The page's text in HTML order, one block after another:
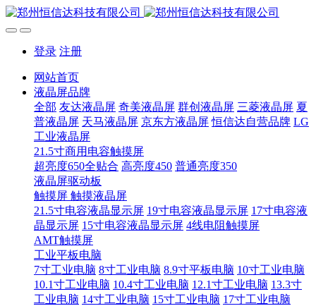
登录 注册
网站首页
液晶屏品牌
全部 友达液晶屏 奇美液晶屏 群创液晶屏 三菱液晶屏 夏
普液晶屏 天马液晶屏 京东方液晶屏 恒信达自营品牌 LG
工业液晶屏
21.5寸商用电容触摸屏
超亮度650全贴合 高亮度450 普通亮度350
液晶屏驱动板
触摸屏 触摸液晶屏
21.5寸电容液晶显示屏 19寸电容液晶显示屏 17寸电容液
晶显示屏 15寸电容液晶显示屏 4线电阻触摸屏
AMT触摸屏
工业平板电脑
7寸工业电脑 8寸工业电脑 8.9寸平板电脑 10寸工业电脑
10.1寸工业电脑 10.4寸工业电脑 12.1寸工业电脑 13.3寸
工业电脑 14寸工业电脑 15寸工业电脑 17寸工业电脑